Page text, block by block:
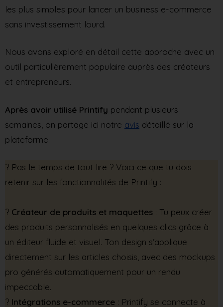
les plus simples pour lancer un business e-commerce
sans investissement lourd.
Nous avons exploré en détail cette approche avec un
outil particulièrement populaire auprès des créateurs
et entrepreneurs.
Après avoir utilisé Printify pendant plusieurs
semaines, on partage ici notre avis détaillé sur la
plateforme.
?️ Pas le temps de tout lire ? Voici ce que tu dois
retenir sur les fonctionnalités de Printify :
? Créateur de produits et maquettes : Tu peux créer
des produits personnalisés en quelques clics grâce à
un éditeur fluide et visuel. Ton design s’applique
directement sur les articles choisis, avec des mockups
pro générés automatiquement pour un rendu
impeccable.
? Intégrations e-commerce : Printify se connecte à